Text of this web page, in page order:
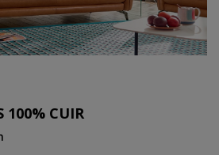
100% CUIR